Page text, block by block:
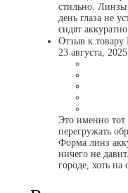
стильно. Линзы
день глаза не
сидят аккуратно
Отзыв к товару
23 августа, 2025
Это именно тот
перегружать
Форма линз
ничего не
городе, хоть на